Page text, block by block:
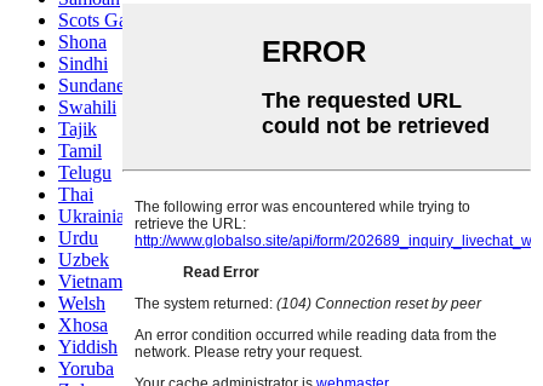
Scots Gaelic
Shona
Sindhi
Sundanese
Swahili
Tajik
Tamil
Telugu
Thai
Ukrainian
Urdu
Uzbek
Vietnamese
Welsh
Xhosa
Yiddish
Yoruba